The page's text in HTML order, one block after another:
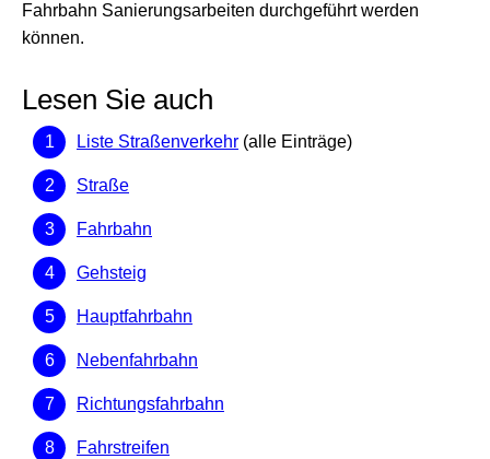
Fahrbahn Sanierungsarbeiten durchgeführt werden
können.
Lesen Sie auch
Liste Straßenverkehr (alle Einträge)
Straße
Fahrbahn
Gehsteig
Hauptfahrbahn
Nebenfahrbahn
Richtungsfahrbahn
Fahrstreifen